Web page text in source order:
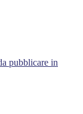
pubblicare in